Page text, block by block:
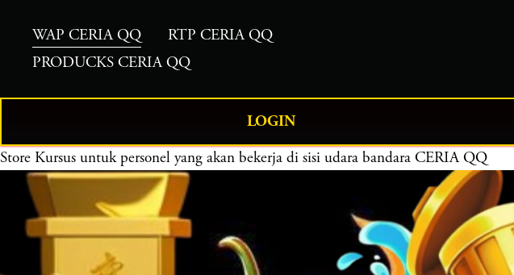
WAP CERIA QQ
RTP CERIA QQ
PRODUCKS CERIA QQ
LOGIN
Store Kursus untuk personel yang akan bekerja di sisi udara bandara CERIA QQ